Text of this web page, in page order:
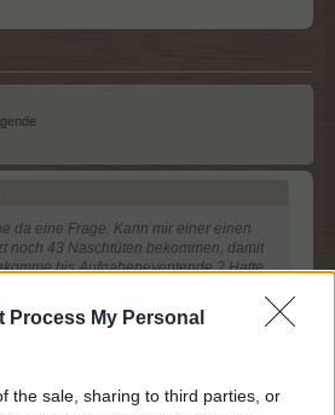
Process My Personal
the sale, sharing to third parties, or
da eine Frage: Kann mir einer einen
noch 43 Naschtüten bekommen, damit
bis Aufgabeneventende ? Hatte
zu erfüllen, damit ich schneller zur
der Reihe nach und nu hab ich das
wegen diesem dummen Fehler
bekommen.